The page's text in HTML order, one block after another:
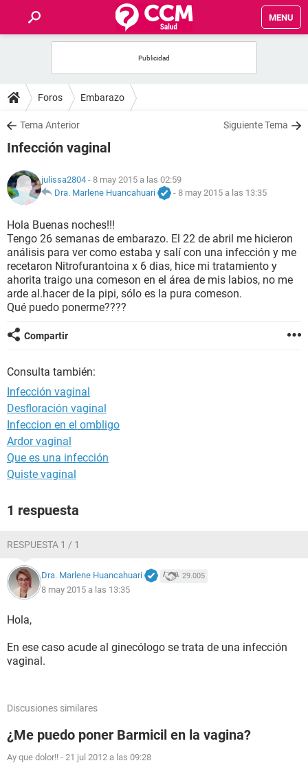
MENU
FOROS
SALUD
NUTRICIÓN
BIENESTAR
SEXUALIDAD
GLOSARIO
Foros Embarazo
Tema Anterior Siguiente Tema
Infección vaginal
julissa2804 - 8 may 2015 a las 02:59
Dra. Marlene Huancahuari
- 8 may 2015 a las 13:35
Hola Buenas noches!!!
Tengo 26 semanas de embarazo. El 22 de abril me hicieron
análisis para ver como estaba y salí con una infección y me
recetaron Nitrofurantoina x 6 dias, hice mi tratamiento y
ahorita traigo una comeson en el área de mis labios, no me
arde al.hacer de la pipi, sólo es la pura comeson.
Qué puedo ponerme????
Compartir
Consulta también:
Infección vaginal
Desfloración vaginal
Infeccion en el ombligo
Ardor vaginal
Que es una infección
Quiste vaginal
1 respuesta
RESPUESTA 1 / 1
Dra. Marlene Huancahuari 29.005
8 may 2015 a las 13:35
Hola,
En ese caso acude al ginecólogo se trata de una infección
vaginal.
Discusiones similares
¿Me puedo poner Barmicil en la vagina?
Ay que dolor!! - 21 jul 2012 a las 09:28